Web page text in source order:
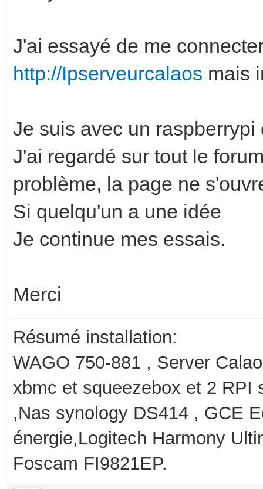
J'ai essayé de me
http://Ipserveurcalaos mais
Je suis avec un
J'ai regardé sur tout le
problème, la page ne
Si quelqu'un a une idée
Je continue mes essais.
Merci
Résumé installation:
WAGO 750-881 , Server
xbmc et squeezebox et 2 RPI
,Nas synology DS414 , GCE
énergie,Logitech Harmony
Foscam FI9821EP.